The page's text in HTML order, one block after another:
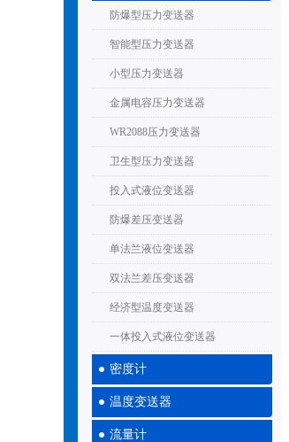
防爆型压力变送器
智能型压力变送器
小型压力变送器
金属电容压力变送器
WR2088压力变送器
卫生型压力变送器
投入式液位变送器
防爆差压变送器
单法兰液位变送器
双法兰差压变送器
经济型温度变送器
一体投入式液位变送器
密度计
温度变送器
流量计